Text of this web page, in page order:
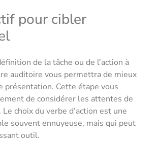
pour cibler
de la tâche ou de l’action à
auditoire vous permettra de mieux
présentation. Cette étape vous
de considérer les attentes de
choix du verbe d’action est une
souvent ennuyeuse, mais qui peut
outil.